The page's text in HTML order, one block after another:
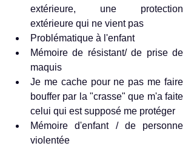
extérieure, une protection
extérieure qui ne vient pas
Problématique à l'enfant
Mémoire de résistant/ de prise de
maquis
Je me cache pour ne pas me faire
bouffer par la "crasse" que m'a faite
celui qui est supposé me protéger
Mémoire d'enfant / de personne
violentée